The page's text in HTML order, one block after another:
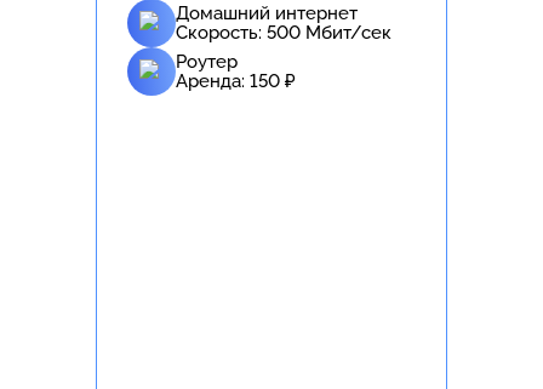
Домашний интернет
Скорость: 500 Мбит/сек
Роутер
Аренда: 150 ₽